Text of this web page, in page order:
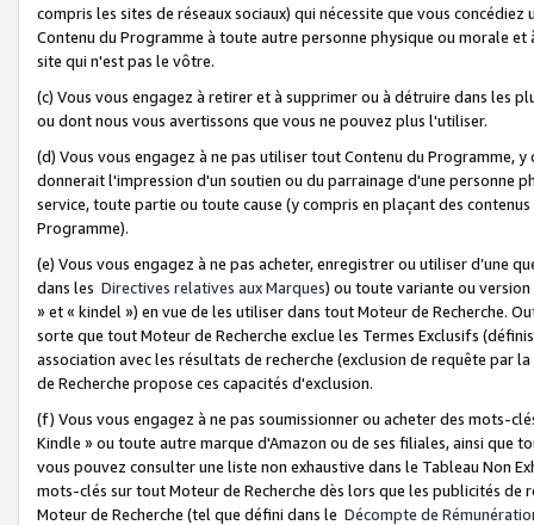
compris les sites de réseaux sociaux) qui nécessite que vous
Contenu du Programme à toute autre personne physique ou morale
site qui n'est pas le vôtre.
(c) Vous vous engagez à retirer et à supprimer ou à détruire dans les
ou dont nous vous avertissons que vous ne pouvez plus l'utiliser.
(d) Vous vous engagez à ne pas utiliser tout Contenu du Programme,
donnerait l'impression d'un soutien ou du parrainage d'une personne
service, toute partie ou toute cause (y compris en plaçant des
Programme).
(e) Vous vous engagez à ne pas acheter, enregistrer ou utiliser d’une
dans les Directives relatives aux Marques) ou toute variante ou
» et « kindel ») en vue de les utiliser dans tout Moteur de Recherche.
sorte que tout Moteur de Recherche exclue les Termes Exclusifs
association avec les résultats de recherche (exclusion de requête
de Recherche propose ces capacités d'exclusion.
(f) Vous vous engagez à ne pas soumissionner ou acheter des mots-
Kindle » ou toute autre marque d'Amazon ou de ses filiales, ainsi que
vous pouvez consulter une liste non exhaustive dans le Tableau Non
mots-clés sur tout Moteur de Recherche dès lors que les publicités de
Moteur de Recherche (tel que défini dans le Décompte de